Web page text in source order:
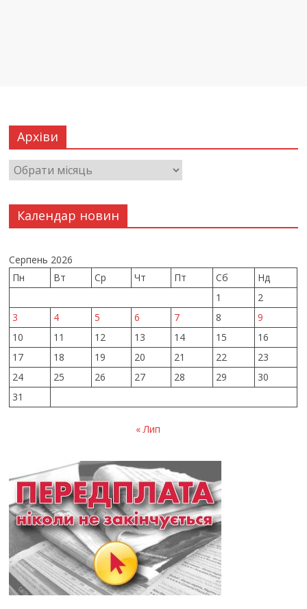
Архіви
Календар новин
Серпень 2026
Пн
Вт Ср Чт Пт Сб
Нд
1
2
3
4 5 6 7 8
9
10
11 12 13 14 15
16
17
18 19 20 21 22
23
24
25 26 27 28 29
30
31
« Лип